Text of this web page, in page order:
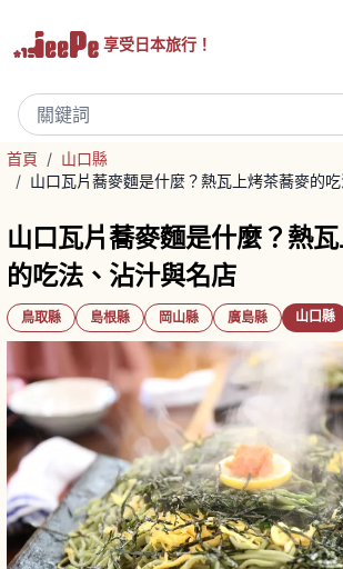
享受日本旅行！
首頁 / 山口縣
/ 山口瓦片蕎麥麵是什麼？熱瓦上烤茶蕎麥的
山口瓦片蕎麥麵是什麼？熱
的吃法、沾汁與名店
鳥取縣 島根縣 岡山縣 廣島縣 山口縣